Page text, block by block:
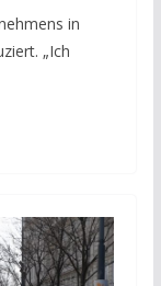
in
„Ich